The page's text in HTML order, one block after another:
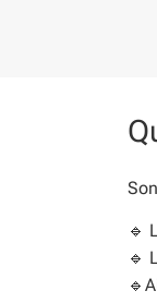
🔹
🔹
🔹